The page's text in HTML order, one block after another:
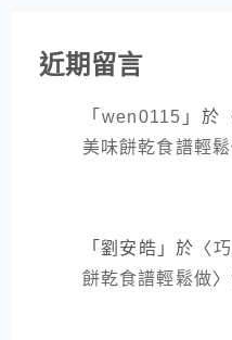
近期留言
「wen0115 」於
美味餅乾食譜輕
「劉安皓 」於〈
餅乾食譜輕鬆做